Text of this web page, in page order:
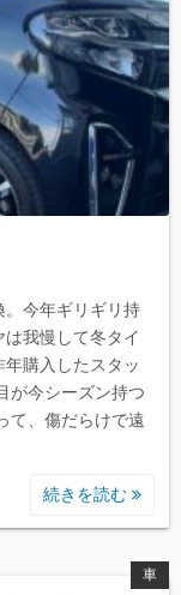
。今年ギリギリ持
我慢して冬タイ
購入したスタッ
が今シーズン持つ
て、傷だらけで遠
続きを読む
車